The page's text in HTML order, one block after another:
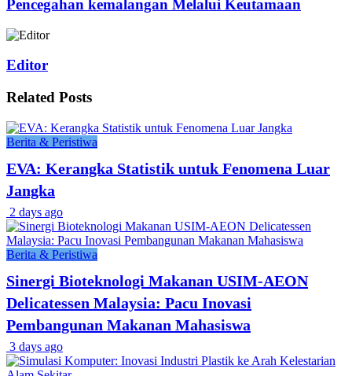
Pencegahan kemalangan Melalui Keutamaan
Editor
Related Posts
Berita & Peristiwa
EVA: Kerangka Statistik untuk Fenomena Luar
Jangka
2 days ago
Berita & Peristiwa
Sinergi Bioteknologi Makanan USIM-AEON
Delicatessen Malaysia: Pacu Inovasi
Pembangunan Makanan Mahasiswa
3 days ago